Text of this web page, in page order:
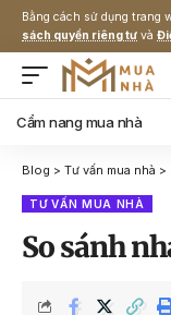
Bằng cách sử dụng trang
sách quyền riêng tư và
Cẩm nang mua nhà
Blog > Tư vấn mua nhà >
TƯ VẤN MUA NHÀ
So sánh